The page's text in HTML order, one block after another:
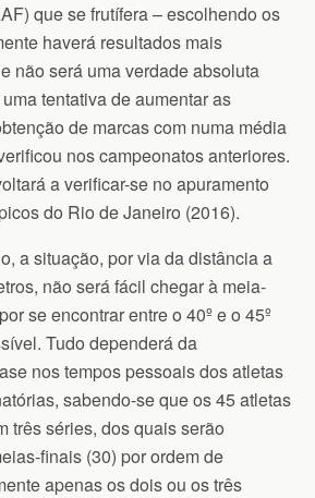
que se frutífera – escolhendo os
haverá resultados mais
não será uma verdade absoluta
tentativa de aumentar as
de marcas com numa média
nos campeonatos anteriores.
a verificar-se no apuramento
do Rio de Janeiro (2016).
a situação, por via da distância a
não será fácil chegar à meia-
se encontrar entre o 40º e o 45º
Tudo dependerá da
nos tempos pessoais dos atletas
sabendo-se que os 45 atletas
três séries, dos quais serão
finais (30) por ordem de
apenas os dois ou os três